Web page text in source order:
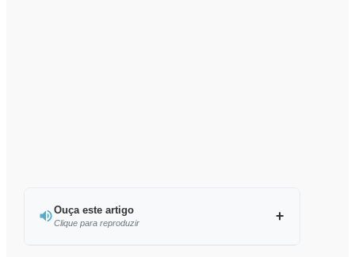
Ouça este artigo
Clique para reproduzir